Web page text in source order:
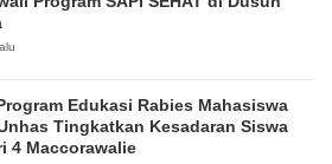
Edukasi Rabies Mahasiswa
Tingkatkan Kesadaran Siswa
4 Maccorawalie